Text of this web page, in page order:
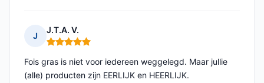
J
J.T.A. V.
Note : 5 sur 5
Fois gras is niet voor iedereen weggelegd. Maar jullie
(alle) producten zijn EERLIJK en HEERLIJK.